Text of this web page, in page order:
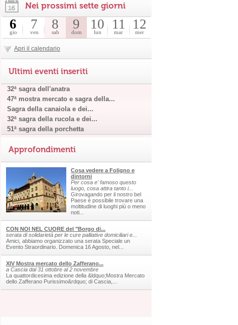
Nei prossimi sette giorni
6
gio
7
ven
8
sab
9
dom
10
lun
11
mar
12
mer
Apri il calendario
Ultimi eventi inseriti
32ª sagra dell'anatra
47ª mostra mercato e sagra della...
Sagra della canaiola e dei...
32ª sagra della rucola e dei...
51ª sagra della porchetta
Approfondimenti
Cosa vedere a Foligno e
dintorni
Per cosa e' famoso questo
luogo, cosa attira tanto i...
Girovagando per il nostro bel
Paese è possibile trovare una
moltitudine di luoghi più o meno
noti...
CON NOI NEL CUORE del "Borgo di...
serata di solidarietà per le cure palliative domiciliari e...
Amici, abbiamo organizzato una serata Speciale un
Evento Straordinario. Domenica 16 Agosto, nel...
XIV Mostra mercato dello Zafferano...
a Cascia dal 31 ottobre al 2 novembre
La quattordicesima edizione della &ldquo;Mostra Mercato
dello Zafferano Purissimo&rdquo; di Cascia,...